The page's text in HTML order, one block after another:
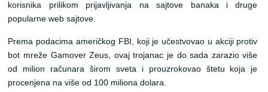
korisnika prilikom prijavljivanja na sajtove banaka i druge
popularne web sajtove.
Prema podacima američkog FBI, koji je učestvovao u akciji protiv
bot mreže Gamover Zeus, ovaj trojanac je do sada zarazio više
od milion računara širom sveta i prouzrokovao štetu koja je
procenjena na više od 100 miliona dolara.